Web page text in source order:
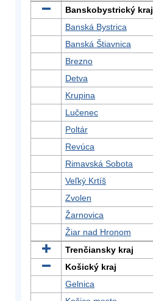
Banskobystrický kraj
Banská Bystrica
Banská Štiavnica
Brezno
Detva
Krupina
Lučenec
Poltár
Revúca
Rimavská Sobota
Veľký Krtíš
Zvolen
Žarnovica
Žiar nad Hronom
Trenčiansky kraj
Košický kraj
Gelnica